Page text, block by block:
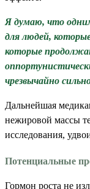
Я думаю, что
для людей,
которые
чрезвычайно
Дальнейшая
нежировой массы
исследования,
Потенциальные
Гормон роста не